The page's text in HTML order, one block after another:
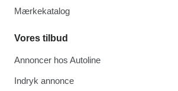
Mærkekatalog
Vores tilbud
Annoncer hos Autoline
Indryk annonce